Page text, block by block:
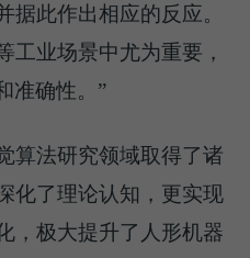
据此作出相应的反应。
工业场景中尤为重要，
准确性。”
算法研究领域取得了诸
化了理论认知，更实现
，极大提升了人形机器